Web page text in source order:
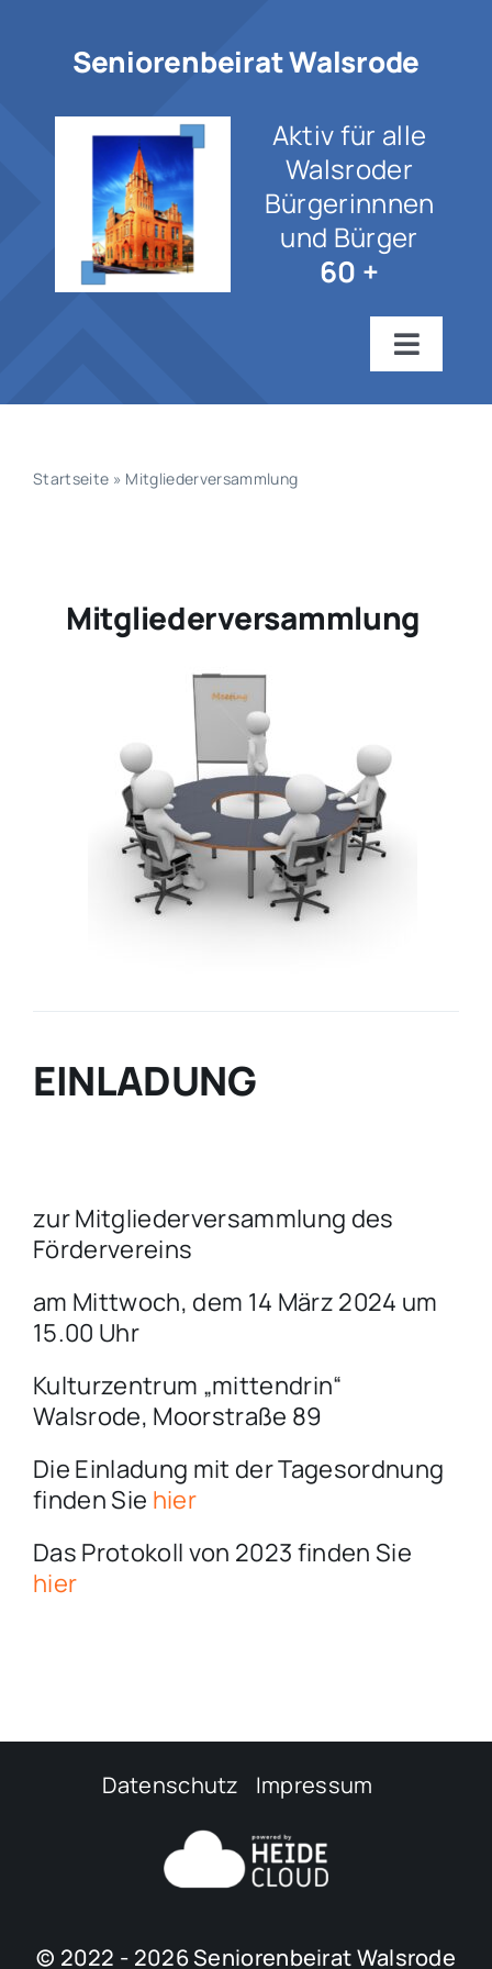
springenSeniorenbeirat Walsrode
Aktiv für alle
Walsroder
Bürgerinnnen
und Bürger
60 +
Toggle
Startseite
Wir über uns
Veranstaltungen
Startseite » Mitgliederversammlung
Mitgliederversammlung
EINLADUNG
zur Mitgliederversammlung des
Fördervereins
am Mittwoch, dem 14 März 2024 um
15.00 Uhr
Kulturzentrum „mittendrin“
Walsrode, Moorstraße 89
Die Einladung mit der Tagesordnung
finden Sie hier
Das Protokoll von 2023 finden Sie
hier
Datenschutz Impressum
© 2022 - 2026 Seniorenbeirat Walsrode